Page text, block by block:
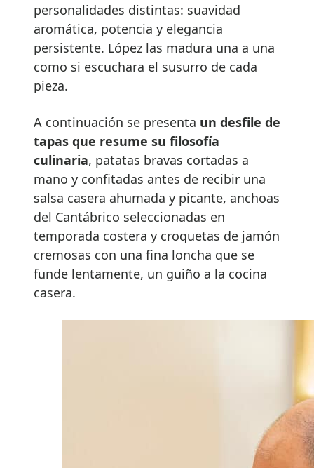
personalidades distintas: suavidad
aromática, potencia y elegancia
persistente. López las madura una a una
como si escuchara el susurro de cada
pieza.
A continuación se presenta un desfile de
tapas que resume su filosofía
culinaria, patatas bravas cortadas a
mano y confitadas antes de recibir una
salsa casera ahumada y picante, anchoas
del Cantábrico seleccionadas en
temporada costera y croquetas de jamón
cremosas con una fina loncha que se
funde lentamente, un guiño a la cocina
casera.